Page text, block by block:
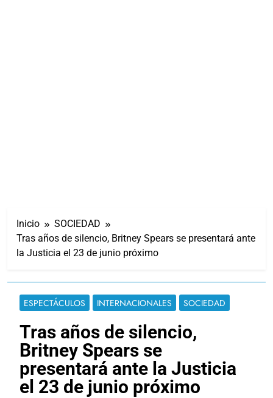
Inicio
SOCIEDAD
Tras años de silencio, Britney Spears se presentará ante
la Justicia el 23 de junio próximo
ESPECTÁCULOS INTERNACIONALES SOCIEDAD
Tras años de silencio,
Britney Spears se
presentará ante la Justicia
el 23 de junio próximo